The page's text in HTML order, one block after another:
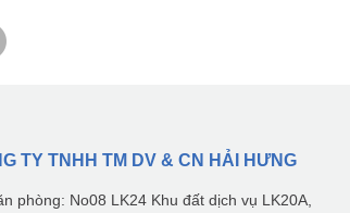
TY TNHH TM DV & CN HẢI HƯNG
phòng: No08 LK24 Khu đất dịch vụ LK20A,